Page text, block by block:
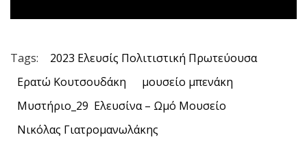
Tags:
2023 Ελευσίς Πολιτιστική Πρωτεύουσα
Ερατώ Κουτσουδάκη
μουσείο μπενάκη
Μυστήριο_29 Ελευσίνα – Ωμό Μουσείο
Νικόλας Γιατρομανωλάκης